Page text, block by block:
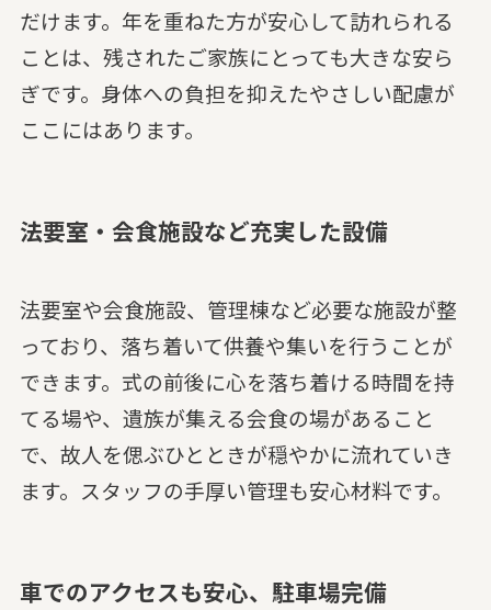
だけます。年を重ねた方が安心して訪れられる
ことは、残されたご家族にとっても大きな安ら
ぎです。身体への負担を抑えたやさしい配慮が
ここにはあります。
法要室・会食施設など充実した設備
法要室や会食施設、管理棟など必要な施設が整
っており、落ち着いて供養や集いを行うことが
できます。式の前後に心を落ち着ける時間を持
てる場や、遺族が集える会食の場があること
で、故人を偲ぶひとときが穏やかに流れていき
ます。スタッフの手厚い管理も安心材料です。
車でのアクセスも安心、駐車場完備